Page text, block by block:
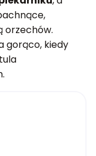
orzechów.
gorąco, kiedy